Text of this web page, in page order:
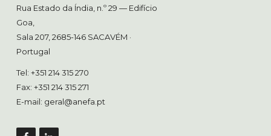
Rua Estado da Índia, n.º 29 — Edifício
Goa,
Sala 207, 2685-146 SACAVÉM ·
Portugal
Tel: +351 214 315 270
Fax: +351 214 315 271
E-mail: geral@anefa.pt